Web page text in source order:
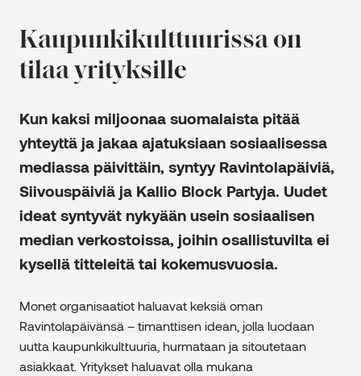
Kaupunkikulttuurissa on
tilaa yrityksille
Kun kaksi miljoonaa suomalaista pitää
yhteyttä ja jakaa ajatuksiaan sosiaalisessa
mediassa päivittäin, syntyy Ravintolapäiviä,
Siivouspäiviä ja Kallio Block Partyja. Uudet
ideat syntyvät nykyään usein sosiaalisen
median verkostoissa, joihin osallistuvilta ei
kysellä titteleitä tai kokemusvuosia.
Monet organisaatiot haluavat keksiä oman
Ravintolapäivänsä – timanttisen idean, jolla luodaan
uutta kaupunkikulttuuria, hurmataan ja sitoutetaan
asiakkaat. Yritykset haluavat olla mukana